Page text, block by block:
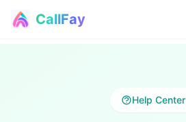
CallFay
Help Center